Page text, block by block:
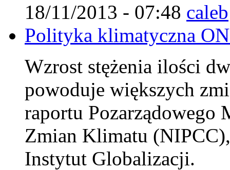
18/11/2013 - 07:48 caleb
Polityka klimatyczna
Wzrost stężenia ilości
powoduje większych
raportu Pozarządowego
Zmian Klimatu
Instytut Globalizacji.